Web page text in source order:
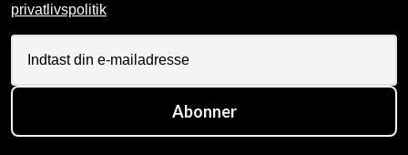
privatlivspolitik
Abonner